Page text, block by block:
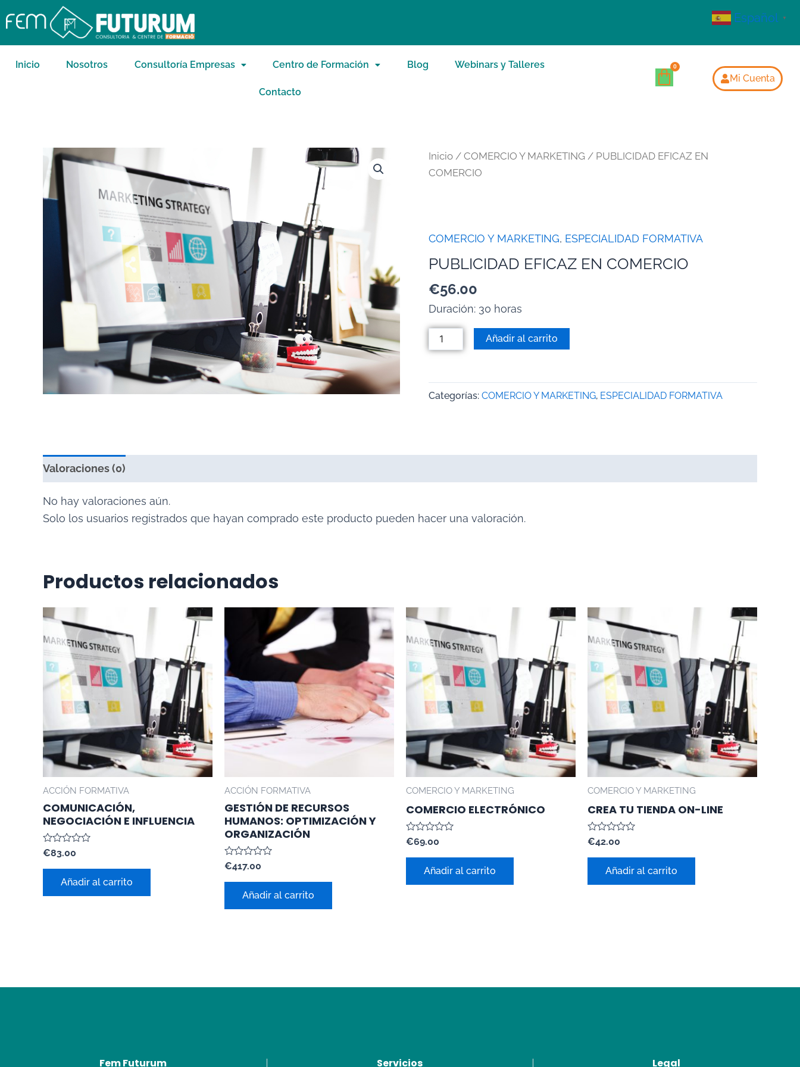
Inicio Nosotros Consultoría Empresas Centro de Formación Blog Webinars y Talleres
Contacto
Mi Cuenta
Inicio / COMERCIO Y MARKETING / PUBLICIDAD EFICAZ EN
COMERCIO
COMERCIO Y MARKETING, ESPECIALIDAD FORMATIVA
PUBLICIDAD EFICAZ EN COMERCIO
€56.00
Duración: 30 horas
Añadir al carrito
Categorías: COMERCIO Y MARKETING, ESPECIALIDAD FORMATIVA
Valoraciones (0)
No hay valoraciones aún.
Solo los usuarios registrados que hayan comprado este producto pueden hacer una valoración.
Productos relacionados
ACCIÓN FORMATIVA
COMUNICACIÓN,
NEGOCIACIÓN E INFLUENCIA
Valorado
0
€83.00
Añadir al carrito
ACCIÓN FORMATIVA
GESTIÓN DE RECURSOS
HUMANOS: OPTIMIZACIÓN Y
ORGANIZACIÓN
Valorado
con
0
€417.00
Añadir al carrito
COMERCIO Y MARKETING
COMERCIO ELECTRÓNICO
Valorado
0
€69.00
Añadir al carrito
COMERCIO Y MARKETING
CREA TU TIENDA ON-LINE
Valorado
con
0
€42.00
Añadir al carrito
Fem Futurum Servicios Legal
Español ▼